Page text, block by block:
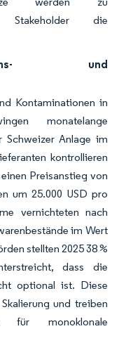
Stakeholder die
und
Kontaminationen in
monatelange
Schweizer Anlage im
kontrollieren
Preisanstieg von
um 25.000 USD pro
vernichteten nach
im Wert
stellten 2025 38 %
dass die
optional ist. Diese
und treiben
monoklonale